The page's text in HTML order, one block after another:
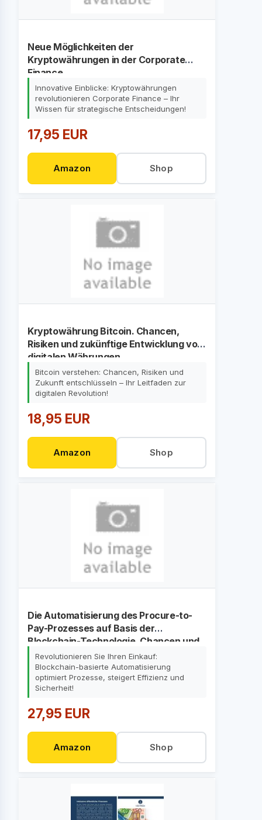
Neue Möglichkeiten der
Kryptowährungen in der Corporate
Finance
Innovative Einblicke: Kryptowährungen
revolutionieren Corporate Finance – Ihr
Wissen für strategische Entscheidungen!
17,95 EUR
Amazon Shop
Kryptowährung Bitcoin. Chancen,
Risiken und zukünftige Entwicklung von
digitalen Währungen
Bitcoin verstehen: Chancen, Risiken und
Zukunft entschlüsseln – Ihr Leitfaden zur
digitalen Revolution!
18,95 EUR
Amazon Shop
Die Automatisierung des Procure-to-
Pay-Prozesses auf Basis der
Blockchain-Technologie. Chancen und
Risiken für den strategischen Einkauf
Revolutionieren Sie Ihren Einkauf:
Blockchain-basierte Automatisierung
optimiert Prozesse, steigert Effizienz und
Sicherheit!
27,95 EUR
Amazon Shop